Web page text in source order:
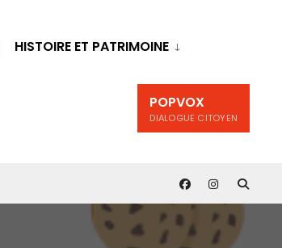
HISTOIRE ET PATRIMOINE
POPVOX
DIALOGUE CITOYEN